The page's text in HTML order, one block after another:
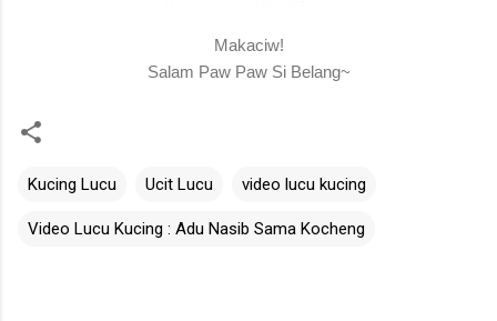
Makaciw!
Salam Paw Paw Si Belang~
Kucing Lucu Ucit Lucu video lucu kucing
Video Lucu Kucing : Adu Nasib Sama Kocheng